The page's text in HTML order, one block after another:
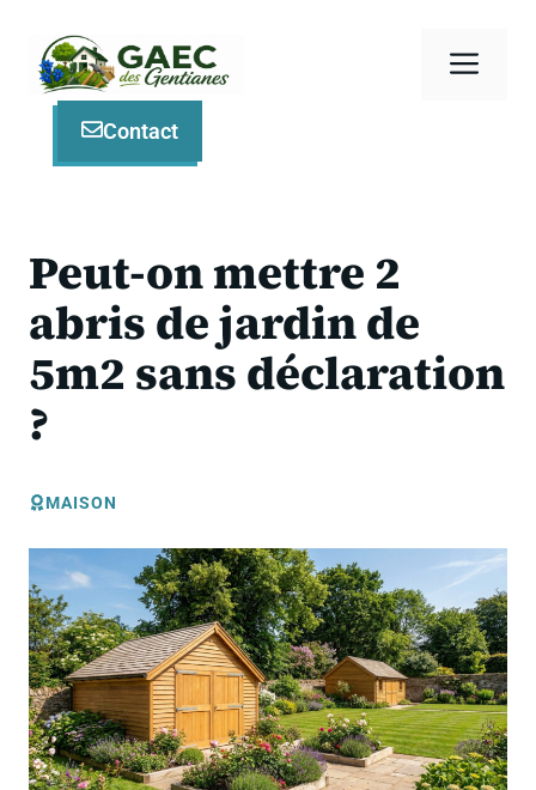
contenu
Contact
Peut-on mettre 2
abris de jardin de
5m2 sans déclaration
?
MAISON